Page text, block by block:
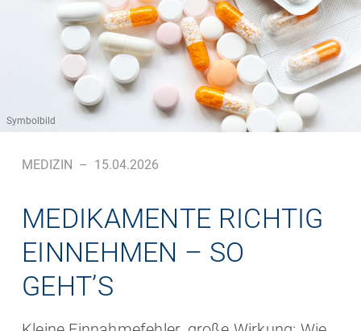
Symbolbild
MEDIZIN – 15.04.2026
MEDIKAMENTE RICHTIG
EINNEHMEN – SO
GEHT’S